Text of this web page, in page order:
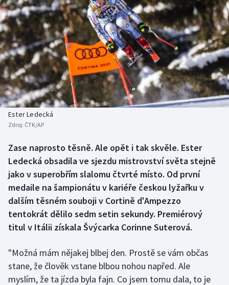
DALŠÍ SPORTY
Americký fotbal
Baseball a softbal
Basketbal
Biatlon
Box
Curling
Dostihy
Futsal
NEPŘEHLÉDNĚTE
Soutěže
Historické návraty
Aplikace ČT sport
Ester Ledecká
Zdroj: ČTK/AP
Zase naprosto těsně. Ale opět i tak skvěle. Ester
Ledecká obsadila ve sjezdu mistrovství světa stejně
jako v superobřím slalomu čtvrté místo. Od první
medaile na šampionátu v kariéře českou lyžařku v
dalším těsném souboji v Cortině d'Ampezzo
tentokrát dělilo sedm setin sekundy. Premiérový
titul v Itálii získala Švýcarka Corinne Suterová.
"Možná mám nějakej blbej den. Prostě se vám občas
stane, že člověk vstane blbou nohou napřed. Ale
myslím, že ta jízda byla fajn. Co jsem tomu dala, to je